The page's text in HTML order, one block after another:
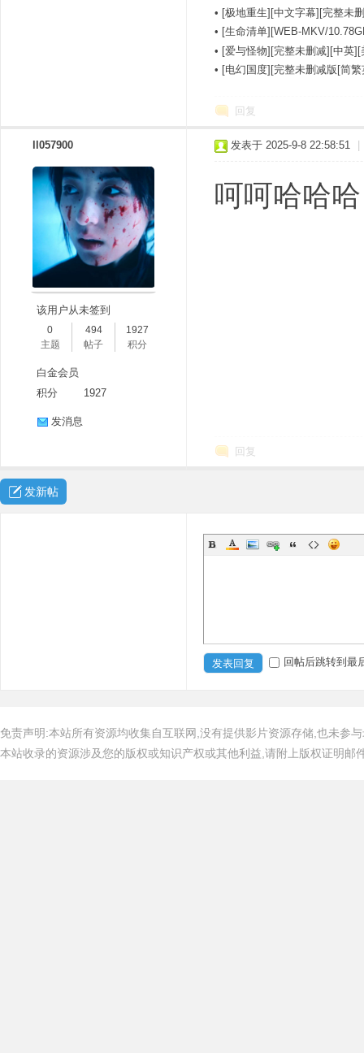
• [极地重生][中文字幕][完整未
• [生命清单][WEB-MKV/
• [爱与怪物][完整未删减][中英
• [电幻国度][完整未删减版[简
回复
ll057900
该用户从未签到
0
主题
494
帖子
1927
积分
白金会员
积分
1927
发消息
发表于 2025-9-8 22:58:51
呵呵哈哈哈
回复
发新帖
发表回复 回帖后跳转到最
免责声明:本站所有资源均收集自互联网,没有提供影片资源存储,也未参
本站收录的资源涉及您的版权或知识产权或其他利益,请附上版权证明